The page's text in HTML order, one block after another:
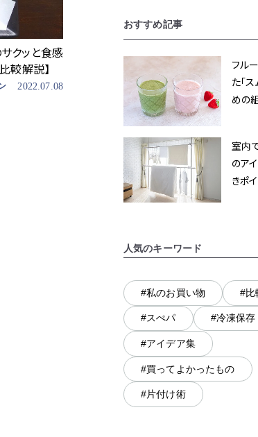
クッと食感
較解説】
2022.07.08
おすすめ記事
フル
た「
めの
室内
のア
きポ
人気のキーワード
#私のお買い物 #比
#スぺパ #冷凍保存
#アイデア集
#買ってよかったもの
#片付け術